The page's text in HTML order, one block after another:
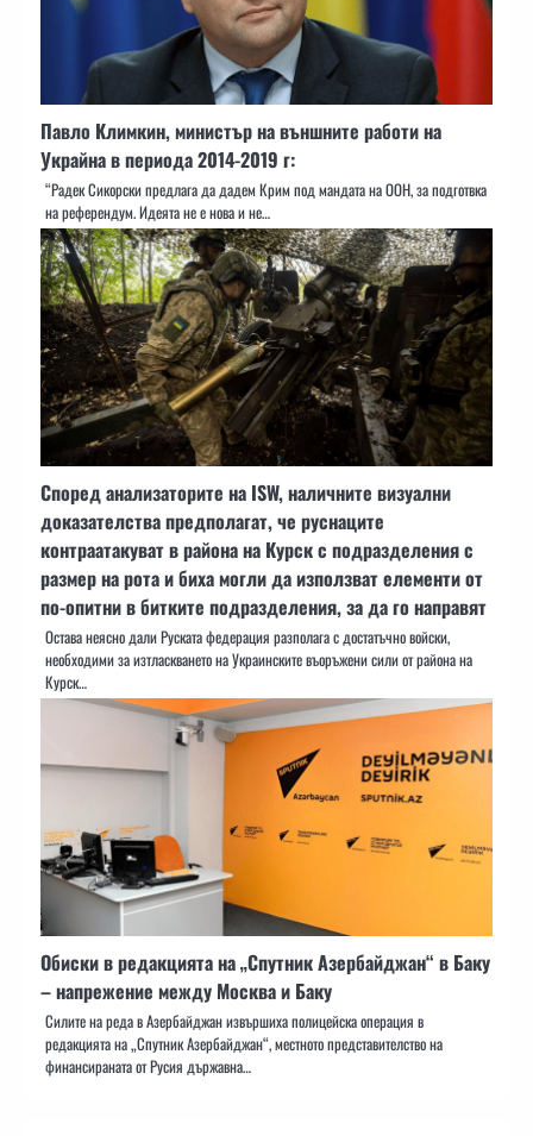
Павло Климкин, министър на външните работи на
Украйна в периода 2014-2019 г:
“Радек Сикорски предлага да дадем Крим под мандата на ООН, за подготвка
на референдум. Идеята не е нова и не…
Според анализаторите на ISW, наличните визуални
доказателства предполагат, че руснаците
контраатакуват в района на Курск с подразделения с
размер на рота и биха могли да използват елементи от
по-опитни в битките подразделения, за да го направят
Остава неясно дали Руската федерация разполага с достатъчно войски,
необходими за изтласкването на Украинските въоръжени сили от района на
Курск…
Обиски в редакцията на „Спутник Азербайджан“ в Баку
– напрежение между Москва и Баку
Силите на реда в Азербайджан извършиха полицейска операция в
редакцията на „Спутник Азербайджан“, местното представителство на
финансираната от Русия държавна…